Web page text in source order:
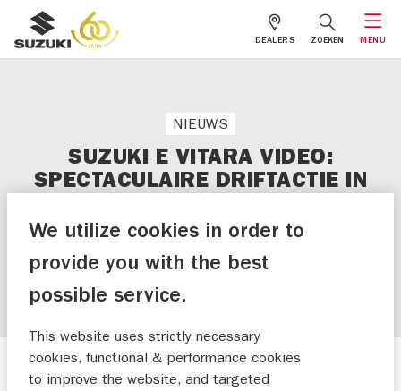
DEALERS ZOEKEN MENU
NIEUWS
SUZUKI E VITARA VIDEO:
SPECTACULAIRE DRIFTACTIE IN
ONTDEK DE E VITARA
We utilize cookies in order to
provide you with the best
possible service.
This website uses strictly necessary
cookies, functional & performance cookies
to improve the website, and targeted